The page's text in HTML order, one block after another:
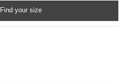
Find your size